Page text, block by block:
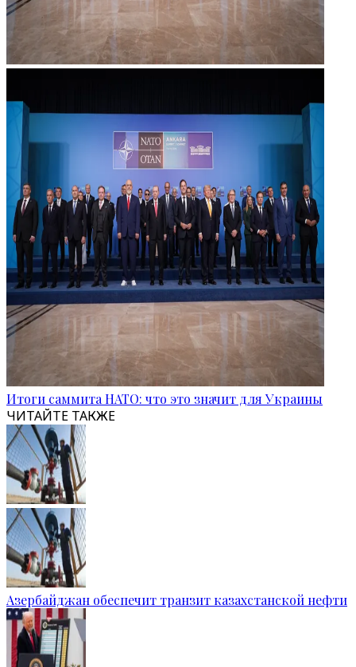
Итоги саммита НАТО: что это значит для Украины
ЧИТАЙТЕ ТАКЖЕ
Азербайджан обеспечит транзит казахстанской нефти